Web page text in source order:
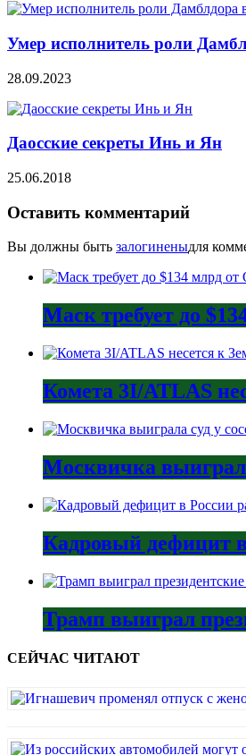
Умер исполнитель роли
28.09.2023
Даосские секреты Инь и Ян
25.06.2018
Оставить комментарий
Вы должны быть залогиненыдля
Маск требует до
Комета 3I/ATLAS
Москвичка
Кадровый дефицит в
Трамп выиграл
СЕЙЧАС ЧИТАЮТ